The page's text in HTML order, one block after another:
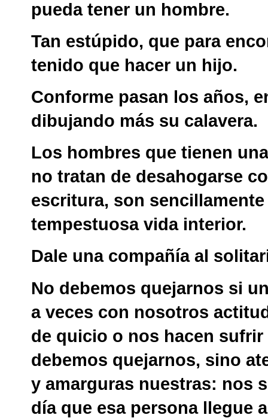
pueda tener un hombre.
Tan estúpido, que para
tenido que hacer un hijo.
Conforme pasan los años,
dibujando más su calavera.
Los hombres que tienen
no tratan de desahogarse
escritura, son
tempestuosa vida interior.
Dale una compañía al
No debemos quejarnos si
a veces con nosotros
de quicio o nos hacen
debemos quejarnos, sino
y amarguras nuestras: nos
día que esa persona llegue